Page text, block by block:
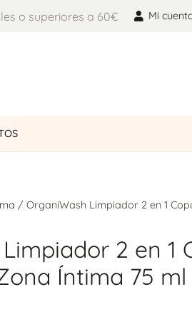
o superiores a 60€ Mi
/ OrganiWash Limpiador 2 en 1
2 en 1
Íntima 75 ml